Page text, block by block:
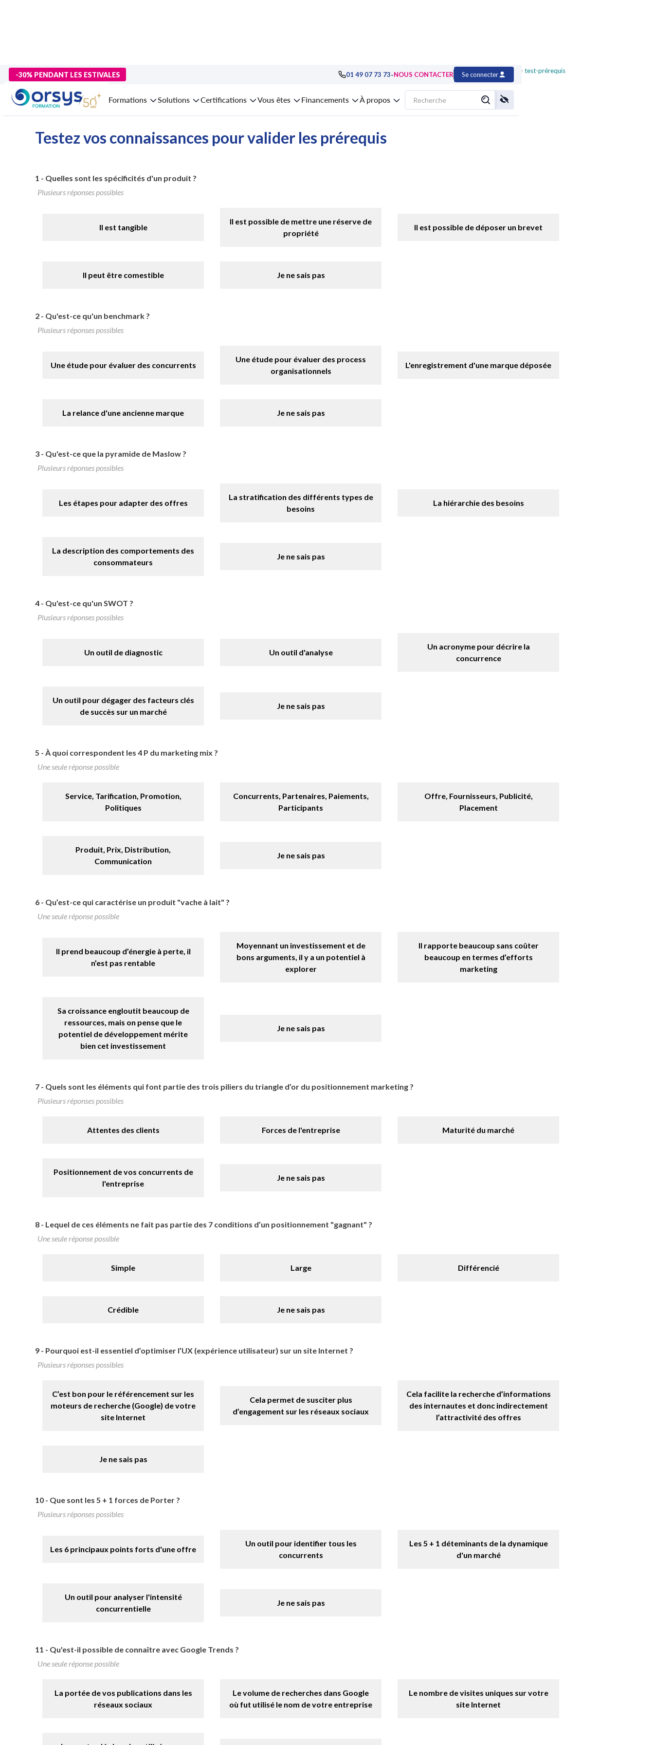
-30% PENDANT LES ESTIVALES 01 49 07 73 73-NOUS CONTACTER Se connecter
Formations Solutions Certifications Vous êtes Financements À propos
>Formations >Compétences métiers formation Stratégie marketing, digital, cross-canal> formation Le marketing opérationnel pour les éditeurs > test-prérequis
Formation Le marketing opérationnel pour les éditeurs (MUO)
Testez vos connaissances pour valider les prérequis
1 - Quelles sont les spécificités d'un produit ?
Plusieurs réponses possibles
Il est tangible
Il est possible de mettre une réserve de
propriété
Il est possible de déposer un brevet
Il peut être comestible Je ne sais pas
2 - Qu'est-ce qu'un benchmark ?
Plusieurs réponses possibles
Une étude pour évaluer des concurrents
Une étude pour évaluer des process
organisationnels
L'enregistrement d'une marque déposée
La relance d'une ancienne marque Je ne sais pas
3 - Qu'est-ce que la pyramide de Maslow ?
Plusieurs réponses possibles
Les étapes pour adapter des offres
La stratification des différents types de
besoins
La hiérarchie des besoins
La description des comportements des
consommateurs
Je ne sais pas
4 - Qu'est-ce qu'un SWOT ?
Plusieurs réponses possibles
Un outil de diagnostic Un outil d'analyse
Un acronyme pour décrire la
concurrence
Un outil pour dégager des facteurs clés
de succès sur un marché
Je ne sais pas
5 - À quoi correspondent les 4 P du marketing mix ?
Une seule réponse possible
Service, Tarification, Promotion,
Politiques
Concurrents, Partenaires, Paiements,
Participants
Offre, Fournisseurs, Publicité,
Placement
Produit, Prix, Distribution,
Communication
Je ne sais pas
6 - Qu’est-ce qui caractérise un produit "vache à lait" ?
Une seule réponse possible
Il prend beaucoup d’énergie à perte, il
n’est pas rentable
Moyennant un investissement et de
bons arguments, il y a un potentiel à
explorer
Il rapporte beaucoup sans coûter
beaucoup en termes d’efforts
marketing
Sa croissance engloutit beaucoup de
ressources, mais on pense que le
potentiel de développement mérite
bien cet investissement
Je ne sais pas
7 - Quels sont les éléments qui font partie des trois piliers du triangle d’or du positionnement marketing ?
Plusieurs réponses possibles
Attentes des clients Forces de l'entreprise Maturité du marché
Positionnement de vos concurrents de
l'entreprise
Je ne sais pas
8 - Lequel de ces éléments ne fait pas partie des 7 conditions d’un positionnement "gagnant" ?
Une seule réponse possible
Simple Large Différencié
Crédible Je ne sais pas
9 - Pourquoi est-il essentiel d’optimiser l’UX (expérience utilisateur) sur un site Internet ?
Plusieurs réponses possibles
C’est bon pour le référencement sur les
moteurs de recherche (Google) de votre
site Internet
Cela permet de susciter plus
d’engagement sur les réseaux sociaux
Cela facilite la recherche d’informations
des internautes et donc indirectement
l’attractivité des offres
Je ne sais pas
10 - Que sont les 5 + 1 forces de Porter ?
Plusieurs réponses possibles
Les 6 principaux points forts d'une offre
Un outil pour identifier tous les
concurrents
Les 5 + 1 déteminants de la dynamique
d'un marché
Un outil pour analyser l'intensité
concurrentielle
Je ne sais pas
11 - Qu'est-il possible de connaître avec Google Trends ?
Une seule réponse possible
La portée de vos publications dans les
réseaux sociaux
Le volume de recherches dans Google
où fut utilisé le nom de votre entreprise
Le nombre de visites uniques sur votre
site Internet